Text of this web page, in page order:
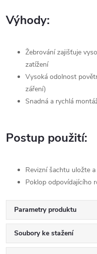
Výhody:
Žebrování zajišťuje
zatížení
Vysoká odolnost
záření)
Snadná a rychlá
Postup použití:
Revizní šachtu uložte
Poklop odpovídajícího
Parametry produktu
Soubory ke stažení